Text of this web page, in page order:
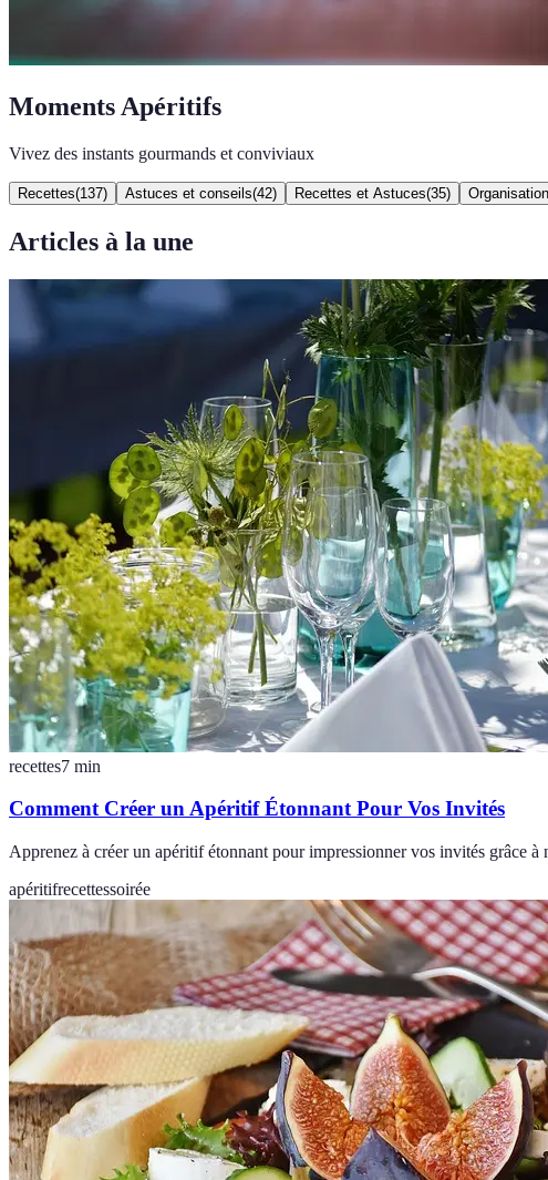
Moments Apéritifs
Vivez des instants gourmands et conviviaux
Recettes(137) Astuces et conseils(42) Recettes et Astuces(35) Organisation
Articles à la une
recettes7 min
Comment Créer un Apéritif Étonnant Pour Vos Invités
Apprenez à créer un apéritif étonnant pour impressionner vos invités grâce
apéritifrecettessoirée